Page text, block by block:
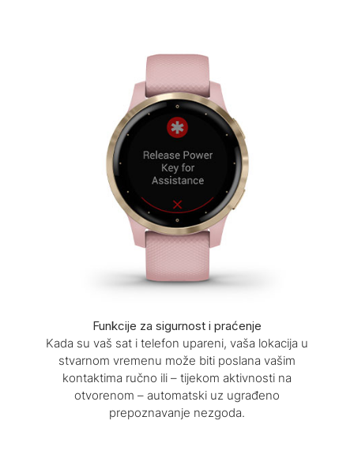
Funkcije za sigurnost i praćenje
Kada su vaš sat i telefon upareni, vaša lokacija u
stvarnom vremenu može biti poslana vašim
kontaktima ručno ili – tijekom aktivnosti na
otvorenom – automatski uz ugrađeno
prepoznavanje nezgoda.